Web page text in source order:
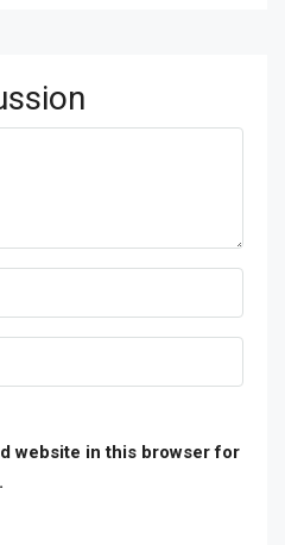
website in this browser for